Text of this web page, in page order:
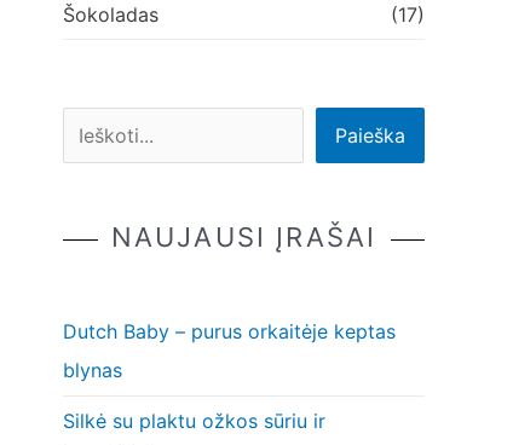
Šokoladas (17)
Paieška
NAUJAUSI ĮRAŠAI
Dutch Baby – purus orkaitėje keptas
blynas
Silkė su plaktu ožkos sūriu ir